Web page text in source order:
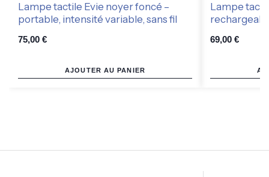
Lampe tactile Evie noyer foncé –
portable, intensité variable, sans fil
75,00 €
AJOUTER AU PANIER
Lampe
69,00 €